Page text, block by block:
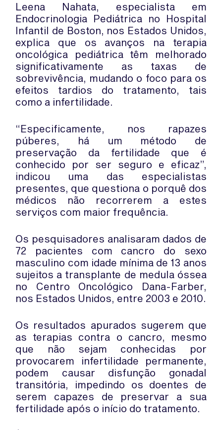
Leena Nahata, especialista em
Endocrinologia Pediátrica no Hospital
Infantil de Boston, nos Estados Unidos,
explica que os avanços na terapia
oncológica pediátrica têm melhorado
significativamente as taxas de
sobrevivência, mudando o foco para os
efeitos tardios do tratamento, tais
como a infertilidade.
“Especificamente, nos rapazes
púberes, há um método de
preservação da fertilidade que é
conhecido por ser seguro e eficaz”,
indicou uma das especialistas
presentes, que questiona o porquê dos
médicos não recorrerem a estes
serviços com maior frequência.
Os pesquisadores analisaram dados de
72 pacientes com cancro do sexo
masculino com idade mínima de 13 anos
sujeitos a transplante de medula óssea
no Centro Oncológico Dana-Farber,
nos Estados Unidos, entre 2003 e 2010.
Os resultados apurados sugerem que
as terapias contra o cancro, mesmo
que não sejam conhecidas por
provocarem infertilidade permanente,
podem causar disfunção gonadal
transitória, impedindo os doentes de
serem capazes de preservar a sua
fertilidade após o início do tratamento.